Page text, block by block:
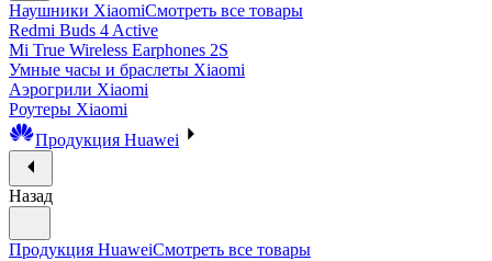
Наушники XiaomiСмотреть все товары
Redmi Buds 4 Active
Mi True Wireless Earphones 2S
Умные часы и браслеты Xiaomi
Аэрогрили Xiaomi
Роутеры Xiaomi
Продукция Huawei
Назад
Продукция HuaweiСмотреть все товары